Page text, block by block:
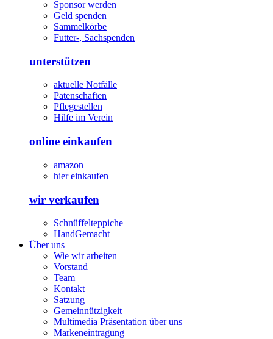
Sponsor werden
Geld spenden
Sammelkörbe
Futter-, Sachspenden
unterstützen
aktuelle Notfälle
Patenschaften
Pflegestellen
Hilfe im Verein
online einkaufen
amazon
hier einkaufen
wir verkaufen
Schnüffelteppiche
HandGemacht
Über uns
Wie wir arbeiten
Vorstand
Team
Kontakt
Satzung
Gemeinnützigkeit
Multimedia Präsentation über uns
Markeneintragung